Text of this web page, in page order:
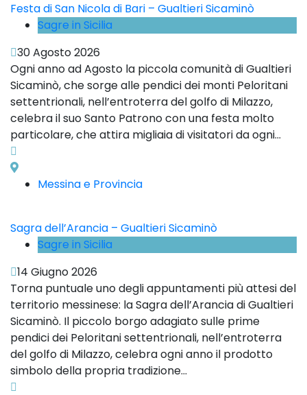
Festa di San Nicola di Bari – Gualtieri Sicaminò
Sagre in Sicilia
30 Agosto 2026
Ogni anno ad Agosto la piccola comunità di Gualtieri
Sicaminò, che sorge alle pendici dei monti Peloritani
settentrionali, nell’entroterra del golfo di Milazzo,
celebra il suo Santo Patrono con una festa molto
particolare, che attira migliaia di visitatori da ogni...
Messina e Provincia
Sagra dell’Arancia – Gualtieri Sicaminò
Sagre in Sicilia
14 Giugno 2026
Torna puntuale uno degli appuntamenti più attesi del
territorio messinese: la Sagra dell’Arancia di Gualtieri
Sicaminò. Il piccolo borgo adagiato sulle prime
pendici dei Peloritani settentrionali, nell’entroterra
del golfo di Milazzo, celebra ogni anno il prodotto
simbolo della propria tradizione...